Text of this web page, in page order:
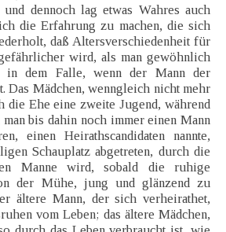
dennoch lag etwas Wahres auch
die Erfahrung zu machen, die sich
daß Altersverschiedenheit für
wird, als man gewöhnlich
in dem Falle, wenn der Mann der
Das Mädchen, wenngleich nicht mehr
die Ehe eine zweite Jugend, während
bis dahin noch immer einen Mann
einen Heirathscandidaten nannte,
Schauplatz abgetreten, durch die
Manne wird, sobald die ruhige
der Mühe, jung und glänzend zu
ältere Mann, der sich verheirathet,
vom Leben; das ältere Mädchen,